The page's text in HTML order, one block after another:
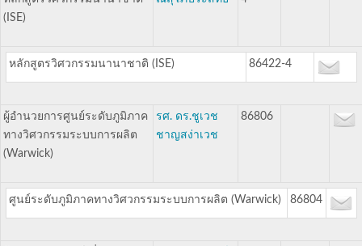
(ISE)
หลักสูตรวิศวกรรมนานาชาติ (ISE) 86422-4
ผู้อำนวยการศูนย์ระดับภูมิภาค
ทางวิศวกรรมระบบการผลิต
(Warwick)
รศ. ดร.ชูเวช
ชาญสง่าเวช
86806
ศูนย์ระดับภูมิภาคทางวิศวกรรมระบบการผลิต (Warwick) 86804